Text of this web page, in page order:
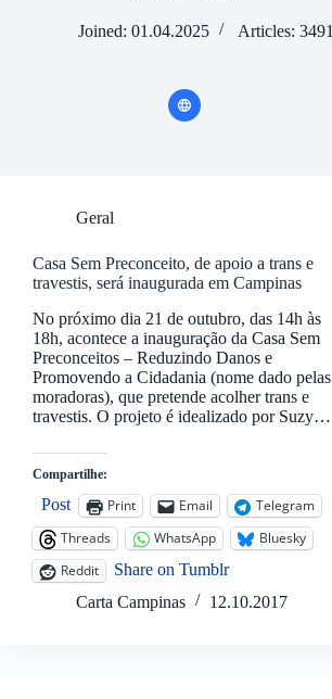
Joined: 01.04.2025 Articles: 3491
Geral
Casa Sem Preconceito, de apoio a trans e
travestis, será inaugurada em Campinas
No próximo dia 21 de outubro, das 14h às
18h, acontece a inauguração da Casa Sem
Preconceitos – Reduzindo Danos e
Promovendo a Cidadania (nome dado pelas
moradoras), que pretende acolher trans e
travestis. O projeto é idealizado por Suzy…
Compartilhe:
Post Print Email
Telegram
Threads
WhatsApp
Bluesky
Reddit
Share on Tumblr
Carta Campinas
12.10.2017